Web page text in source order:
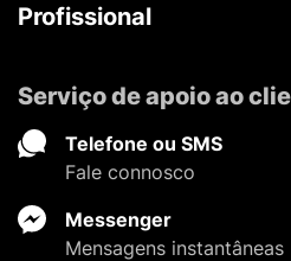
Profissional
Serviço de apoio ao
Telefone ou SMS
Fale connosco
Messenger
Mensagens instantâneas